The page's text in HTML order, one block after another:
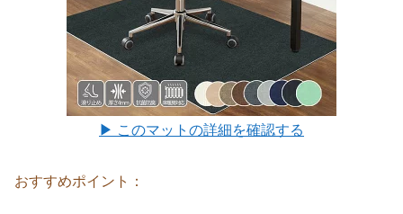
▶ このマットの詳細を確認する
おすすめポイント：